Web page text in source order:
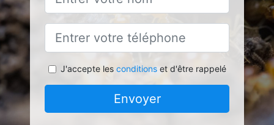
J'accepte les conditionset d'être rappelé
Envoyer